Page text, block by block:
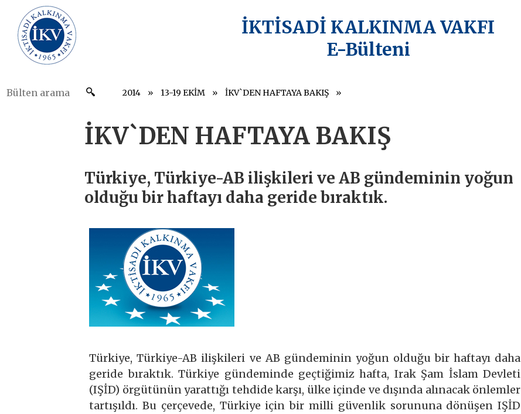
İKTİSADİ KALKINMA VAKFI
E-Bülteni
2014 13-19 EKİM İKV`DEN HAFTAYA BAKIŞ
İKV`DEN HAFTAYA BAKIŞ
Türkiye, Türkiye-AB ilişkileri ve AB gündeminin yoğun
olduğu bir haftayı daha geride bıraktık.
Türkiye, Türkiye-AB ilişkileri ve AB gündeminin yoğun olduğu bir haftayı daha
geride bıraktık. Türkiye gündeminde geçtiğimiz hafta, Irak Şam İslam Devleti
(IŞİD) örgütünün yarattığı tehdide karşı, ülke içinde ve dışında alınacak önlemler
tartışıldı. Bu çerçevede, Türkiye için bir milli güvenlik sorununa dönüşen IŞİD